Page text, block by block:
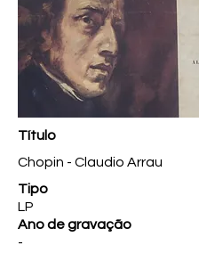
Título
Chopin - Claudio Arrau
Tipo
LP
Ano de gravação
-